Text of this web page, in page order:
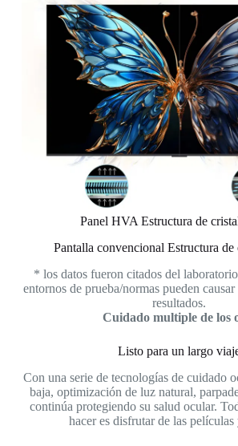
Panel HVA Estructura de
Pantalla convencional Estructura
* los datos fueron citados del
entornos de prueba/normas pueden
resultados.
Cuidado multiple de los
Listo para un largo
Con una serie de tecnologías de cuidado
baja, optimización de luz natural,
continúa protegiendo su salud ocular.
hacer es disfrutar de las